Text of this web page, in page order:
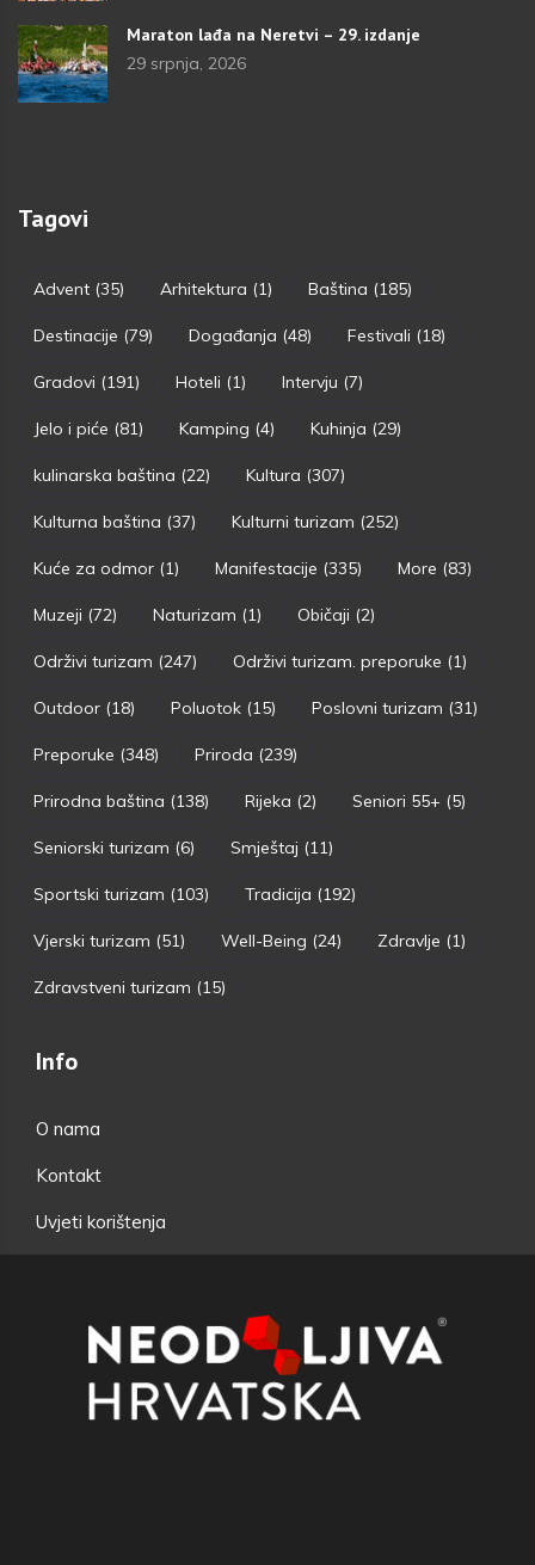
Maraton lađa na Neretvi – 29. izdanje
29 srpnja, 2026
Tagovi
Advent (35) Arhitektura (1) Baština (185)
Destinacije (79) Događanja (48) Festivali (18)
Gradovi (191) Hoteli (1) Intervju (7)
Jelo i piće (81) Kamping (4) Kuhinja (29)
kulinarska baština (22) Kultura (307)
Kulturna baština (37) Kulturni turizam (252)
Kuće za odmor (1) Manifestacije (335) More (83)
Muzeji (72) Naturizam (1) Običaji (2)
Održivi turizam (247) Održivi turizam. preporuke (1)
Outdoor (18) Poluotok (15) Poslovni turizam (31)
Preporuke (348) Priroda (239)
Prirodna baština (138) Rijeka (2) Seniori 55+ (5)
Seniorski turizam (6) Smještaj (11)
Sportski turizam (103) Tradicija (192)
Vjerski turizam (51) Well-Being (24) Zdravlje (1)
Zdravstveni turizam (15)
Info
O nama
Kontakt
Uvjeti korištenja